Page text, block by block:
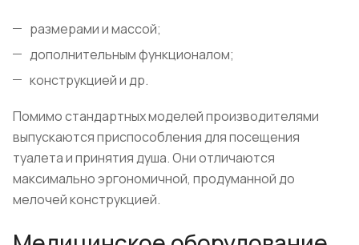
размерами и массой;
дополнительным функционалом;
конструкцией и др.
Помимо стандартных моделей производителями
выпускаются приспособления для посещения
туалета и принятия душа. Они отличаются
максимально эргономичной, продуманной до
мелочей конструкцией.